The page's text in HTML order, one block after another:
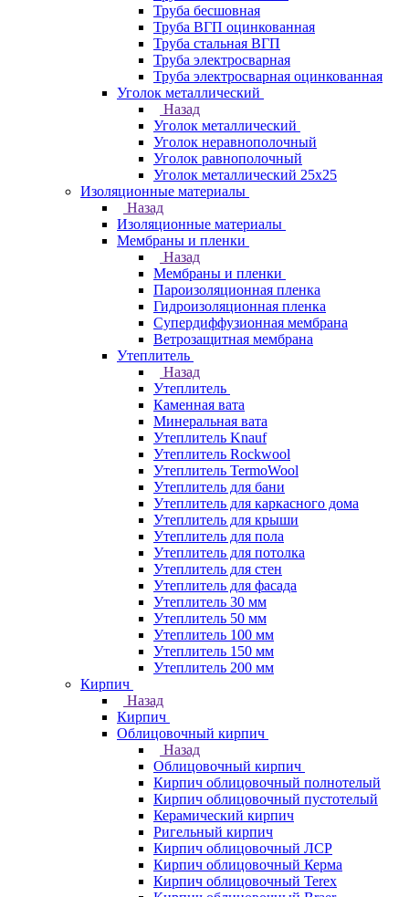
Труба бесшовная
Труба ВГП оцинкованная
Труба стальная ВГП
Труба электросварная
Труба электросварная оцинкованная
Уголок металлический
Назад
Уголок металлический
Уголок неравнополочный
Уголок равнополочный
Уголок металлический 25х25
Изоляционные материалы
Назад
Изоляционные материалы
Мембраны и пленки
Назад
Мембраны и пленки
Пароизоляционная пленка
Гидроизоляционная пленка
Супердиффузионная мембрана
Ветрозащитная мембрана
Утеплитель
Назад
Утеплитель
Каменная вата
Минеральная вата
Утеплитель Knauf
Утеплитель Rockwool
Утеплитель TermoWool
Утеплитель для бани
Утеплитель для каркасного дома
Утеплитель для крыши
Утеплитель для пола
Утеплитель для потолка
Утеплитель для стен
Утеплитель для фасада
Утеплитель 30 мм
Утеплитель 50 мм
Утеплитель 100 мм
Утеплитель 150 мм
Утеплитель 200 мм
Кирпич
Назад
Кирпич
Облицовочный кирпич
Назад
Облицовочный кирпич
Кирпич облицовочный полнотелый
Кирпич облицовочный пустотелый
Керамический кирпич
Ригельный кирпич
Кирпич облицовочный ЛСР
Кирпич облицовочный Керма
Кирпич облицовочный Terex